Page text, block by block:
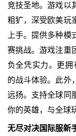
竞技圣地。游戏以
粗犷，深受欧美玩
上手。提供多种
赛挑战。游戏注重
负全凭实力。更
的战斗体验。此外
远扬。支持全球同
你的英雄，与全球
无尽对决国际服新